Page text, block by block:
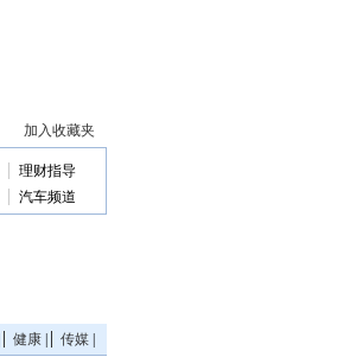
理财指导
汽车频道
健康| 传媒|